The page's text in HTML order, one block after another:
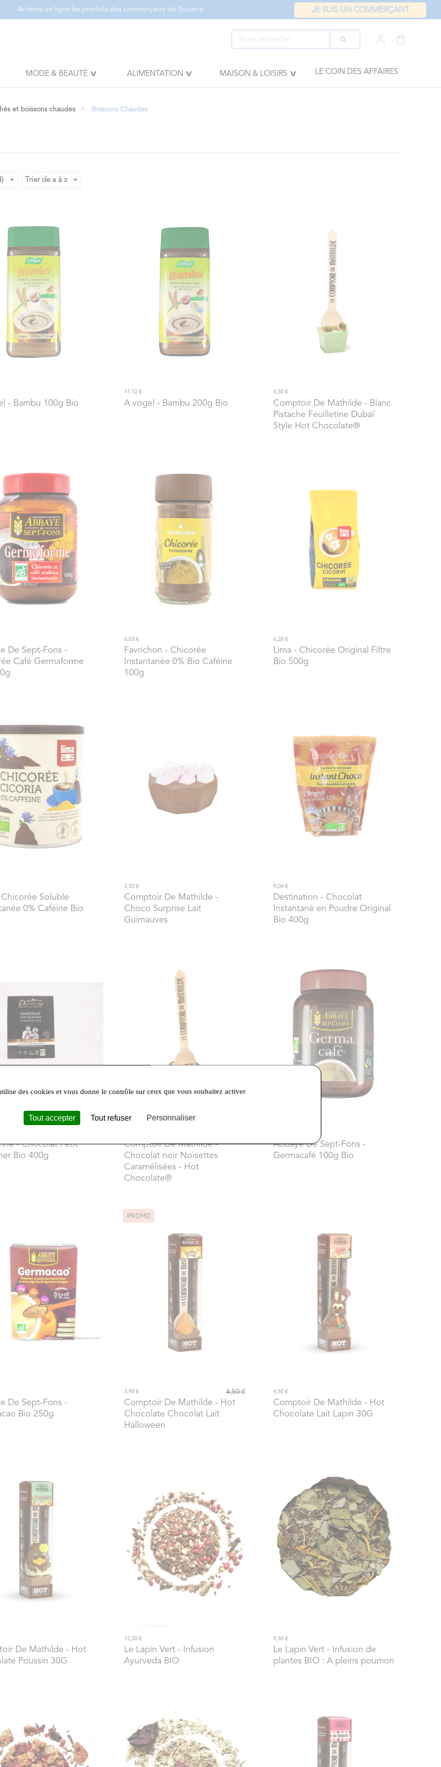
Achetez en ligne les produits des commerçants de Touraine JE SUIS UN COMMERÇANT
MODE & BEAUTÉ ALIMENTATION MAISON & LOISIRS LE COIN DES AFFAIRES
et boissons chaudes Boissons Chaudes
Trier de a à z
- Bambu 100g Bio
11,12 €
A.vogel - Bambu 200g Bio
4,50 €
Comptoir De Mathilde - Blanc
Pistache Feuilletine Dubaï
Style Hot Chocolate®
De Sept-Fons -
Café Germaforme
6,03 €
Favrichon - Chicorée
Instantanée 0% Bio Caféine
100g
6,28 €
Lima - Chicorée Original Filtre
Bio 500g
Soluble
0% Caféine Bio
3,50 €
Comptoir De Mathilde -
Choco Surprise Lait
Guimauves
9,04 €
Destination - Chocolat
Instantané en Poudre Original
Bio 400g
- Chocolat Petit
Bio 400g
Comptoir De Mathilde-
Chocolat noir Noisettes
Caramélisées - Hot
Chocolate®
Abbaye De Sept-Fons -
Germacafé 100g Bio
De Sept-Fons -
Bio 250g
PROMO
3,90 € 4,50 €
Comptoir De Mathilde - Hot
Chocolate Chocolat Lait
Halloween
4,50 €
Comptoir De Mathilde - Hot
Chocolate Lait Lapin 30G
De Mathilde - Hot
Poussin 30G
12,30 €
Le Lapin Vert- Infusion
Ayurveda BIO
9,30 €
Le Lapin Vert- Infusion de
plantes BIO : A pleins poumon
des cookies et vous donne le contrôle sur ceux que vous souhaitez activer
Tout accepter Tout refuser Personnaliser